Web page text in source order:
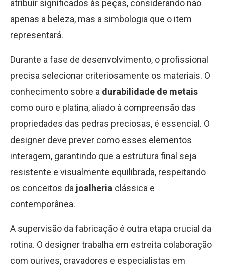
atribuir significados às peças, considerando não
apenas a beleza, mas a simbologia que o item
representará.
Durante a fase de desenvolvimento, o profissional
precisa selecionar criteriosamente os materiais. O
conhecimento sobre a durabilidade de metais
como ouro e platina, aliado à compreensão das
propriedades das pedras preciosas, é essencial. O
designer deve prever como esses elementos
interagem, garantindo que a estrutura final seja
resistente e visualmente equilibrada, respeitando
os conceitos da joalheria clássica e
contemporânea.
A supervisão da fabricação é outra etapa crucial da
rotina. O designer trabalha em estreita colaboração
com ourives, cravadores e especialistas em